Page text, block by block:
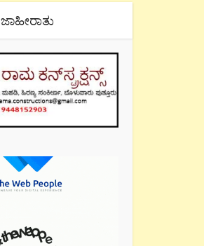
ಜಾಹೀರಾತು